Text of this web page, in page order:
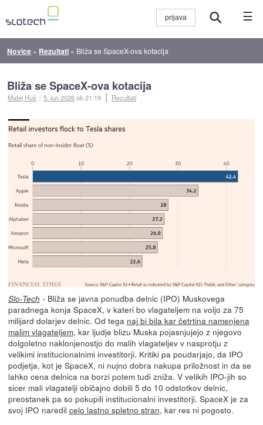
☰
Novice » Rezultati » Bliža se SpaceX-ova kotacija
Bliža se SpaceX-ova kotacija
Matej Huš ::5. jun 2026ob 21:19 Rezultati
Slo-Tech - Bliža se javna ponudba delnic (IPO) Muskovega
paradnega konja SpaceX, v kateri bo vlagateljem na voljo za 75
milijard dolarjev delnic. Od tega naj bi bila kar četrtina namenjena
malim vlagateljem, kar ljudje blizu Muska pojasnjujejo z njegovo
dolgoletno naklonjenostjo do malih vlagateljev v nasprotju z
velikimi institucionalnimi investitorji. Kritiki pa poudarjajo, da IPO
podjetja, kot je SpaceX, ni nujno dobra nakupa priložnost in da se
lahko cena delnica na borzi potem tudi zniža. V velikih IPO-jih so
sicer mali vlagatelji običajno dobili 5 do 10 odstotkov delnic,
preostanek pa so pokupili institucionalni investitorji. SpaceX je za
svoj IPO naredil celo lastno spletno stran, kar res ni pogosto.